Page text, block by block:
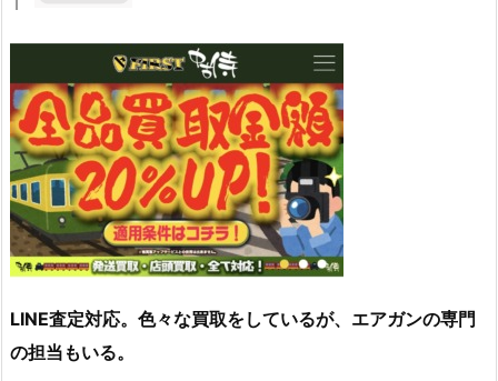
LINE査定対応。色々な買取をしているが、エアガンの専門
の担当もいる。